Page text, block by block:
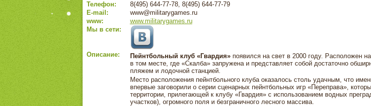
Телефон:
8(495) 644-77-78, 8(495) 644-77-79
E-mail:
www@militarygames.ru
www:
www.militarygames.ru
Мы в сети:
Описание: Пейнтбольный клуб «Гвардия»появился на свет в 2000 году. Расположен
в том месте, где «Скалба» запружена и представляет собой достаточно
пляжем и лодочной станцией.
Место расположения пейнтбольного клуба оказалось столь удачным, что
впервые заговорили о серии сценарных пейнтбольных игр «Переправа»,
территории, прилегающей к клубу «Гвардия» с использованием водных
участков), огромного поля и безграничного лесного массива.